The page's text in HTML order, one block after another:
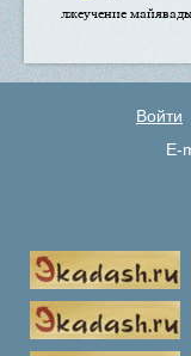
лжеучение
Войти
E-